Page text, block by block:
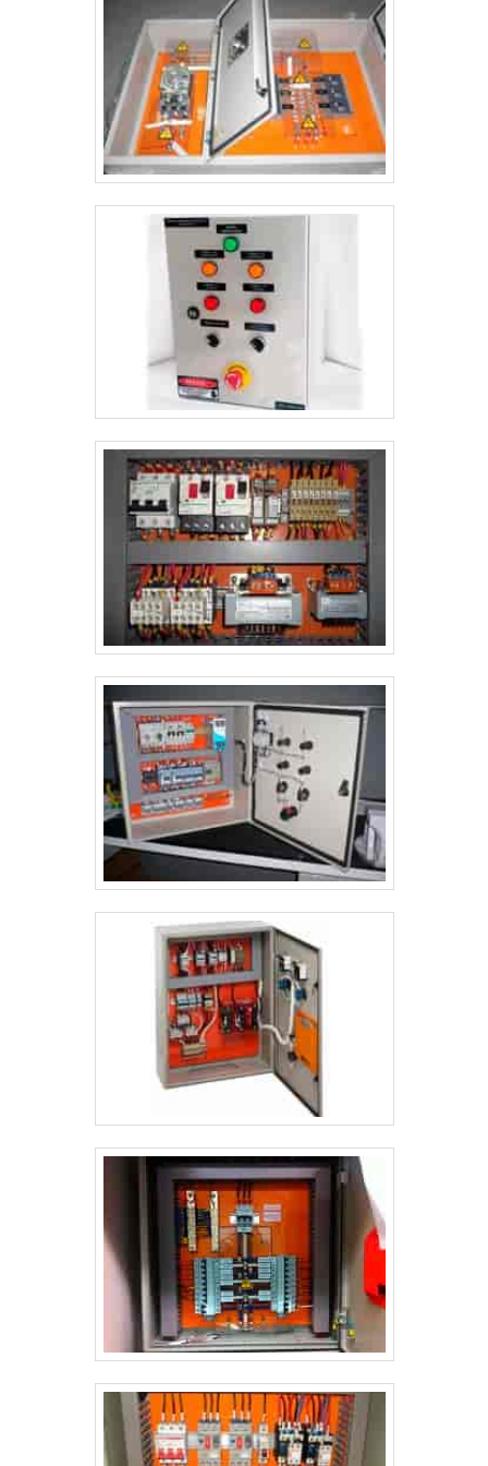
eletromecânicas e instalações elétricas. O objetivo é garantir
a tecnologia e desenvolvimento no que gera resultado e
qualidade para os clientes.A EMPRESA MAIS QUALIFICADA
DO SEGMENTONa Jumper Soluções Industriais sempre tem
a solução mais buscada na área de montagens
eletromecânicas e instalações elétricas. Com foco na
experiência dos clientes, oferece itens variados como painel
de comando elétrico e painéis clp com ótima qualidade e
excelente custo-benefício.A empresa conta com um time de
profissionais qualificados para o serviço, além de investir em
equipamentos modernos, que se ajustam a qualquer
necessidade.A Jumper Soluções Industriais é uma empresa
que tem se destacado no segmento pela seriedade e
qualidade que comprova sua essência de trazer o melhor
aos clientes no mercado.